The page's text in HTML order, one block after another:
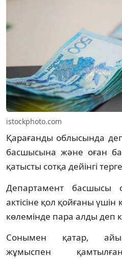
istockphoto.com
Қарағанды облысында
басшысына және оған
қатысты сотқа дейінгі
Департамент басшысы
актісіне қол қойғаны
көлемінде пара алды деп
Сонымен қатар,
жұмыспен